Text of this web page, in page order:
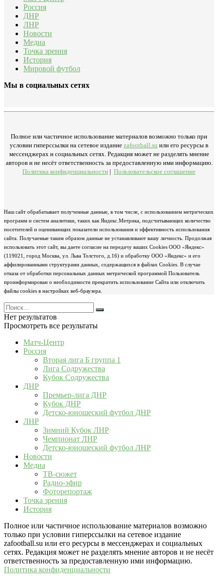
Россия
ДНР
ЛНР
Новости
Медиа
Точка зрения
История
Мировой футбол
Мы в социальных сетях
Полное или частичное использование материалов возможно только при
условии гиперссылки на сетевое издание zafootball.su или его ресурсы в
мессенджерах и социальных сетях. Редакция может не разделять мнение
авторов и не несёт ответственность за предоставленную ими информацию.
Политика конфиденциальности | Пользовательское соглашение
Наш сайт обрабатывает полученные данные, в том числе, с использованием метрических
программ и систем аналитики, таких как Яндекс.Метрика, подсчитывающих количество
посетителей и оценивающих показатели использования и эффективность использования
сайта. Получаемые таким образом данные не устанавливают вашу личность. Продолжая
использовать этот сайт, вы даете согласие на передачу ваших Cookies ООО «Яндекс»
(119021, город Москва, ул. Льва Толстого, д.16) и обработку ООО «Яндекс» и его
аффилированными структурами данных, содержащихся в файлах Cookies. В случае
отказа от обработки персональных данных метрической программой Пользователь
проинформирован о необходимости прекратить использование Сайта или отключить
файлы cookies в настройках веб-браузера.
Нет результатов
Просмотреть все результаты
Матч-Центр
Россия
Вторая лига Б группа 1
Лига Содружества
Кубок Содружества
ДНР
Премьер-лига ДНР
Кубок ДНР
Детско-юношеский футбол ДНР
ЛНР
Зимний Кубок ЛНР
Чемпионат ЛНР
Детско-юношеский футбол ЛНР
Новости
Медиа
ТВ-сюжет
Радио-эфир
Фоторепортаж
Точка зрения
История
Полное или частичное использование материалов возможно
только при условии гиперссылки на сетевое издание
zafootball.su или его ресурсы в мессенджерах и социальных
сетях. Редакция может не разделять мнение авторов и не несёт
ответственность за предоставленную ими информацию.
Политика конфиденциальности